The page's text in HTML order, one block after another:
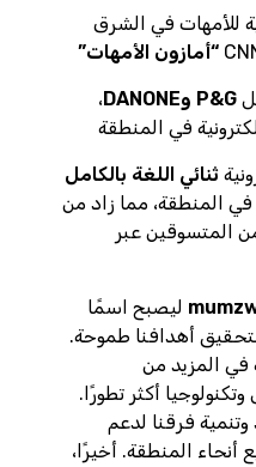
للأمهات في الشرق
“أمازون الأمهات”
P&G وDANONE
،
في المنطقة
ثنائي اللغة بالكامل
المنطقة، مما زاد من
المتسوقين عبر
ليصبح اسمًا
أهدافنا طموحة.
في المزيد من
أكثر تطورًا.
فرقنا لدعم
المنطقة. أخيرًا،